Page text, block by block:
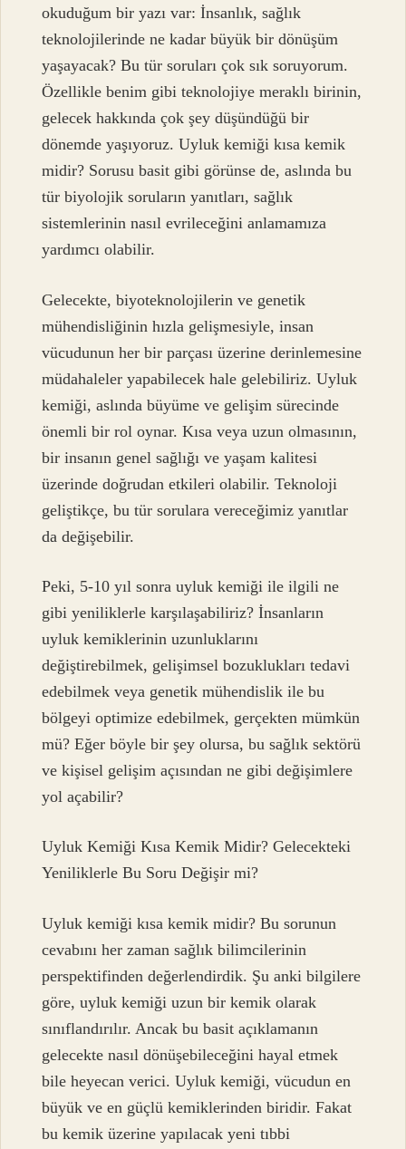
okuduğum bir yazı var: İnsanlık, sağlık
teknolojilerinde ne kadar büyük bir dönüşüm
yaşayacak? Bu tür soruları çok sık soruyorum.
Özellikle benim gibi teknolojiye meraklı birinin,
gelecek hakkında çok şey düşündüğü bir
dönemde yaşıyoruz. Uyluk kemiği kısa kemik
midir? Sorusu basit gibi görünse de, aslında bu
tür biyolojik soruların yanıtları, sağlık
sistemlerinin nasıl evrileceğini anlamamıza
yardımcı olabilir.
Gelecekte, biyoteknolojilerin ve genetik
mühendisliğinin hızla gelişmesiyle, insan
vücudunun her bir parçası üzerine derinlemesine
müdahaleler yapabilecek hale gelebiliriz. Uyluk
kemiği, aslında büyüme ve gelişim sürecinde
önemli bir rol oynar. Kısa veya uzun olmasının,
bir insanın genel sağlığı ve yaşam kalitesi
üzerinde doğrudan etkileri olabilir. Teknoloji
geliştikçe, bu tür sorulara vereceğimiz yanıtlar
da değişebilir.
Peki, 5-10 yıl sonra uyluk kemiği ile ilgili ne
gibi yeniliklerle karşılaşabiliriz? İnsanların
uyluk kemiklerinin uzunluklarını
değiştirebilmek, gelişimsel bozuklukları tedavi
edebilmek veya genetik mühendislik ile bu
bölgeyi optimize edebilmek, gerçekten mümkün
mü? Eğer böyle bir şey olursa, bu sağlık sektörü
ve kişisel gelişim açısından ne gibi değişimlere
yol açabilir?
Uyluk Kemiği Kısa Kemik Midir? Gelecekteki
Yeniliklerle Bu Soru Değişir mi?
Uyluk kemiği kısa kemik midir? Bu sorunun
cevabını her zaman sağlık bilimcilerinin
perspektifinden değerlendirdik. Şu anki bilgilere
göre, uyluk kemiği uzun bir kemik olarak
sınıflandırılır. Ancak bu basit açıklamanın
gelecekte nasıl dönüşebileceğini hayal etmek
bile heyecan verici. Uyluk kemiği, vücudun en
büyük ve en güçlü kemiklerinden biridir. Fakat
bu kemik üzerine yapılacak yeni tıbbi